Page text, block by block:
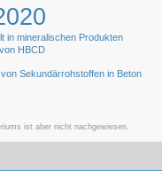
in mineralischen Produkten
HBCD
Sekundärrohstoffen in Beton
ist aber nicht nachgewiesen.